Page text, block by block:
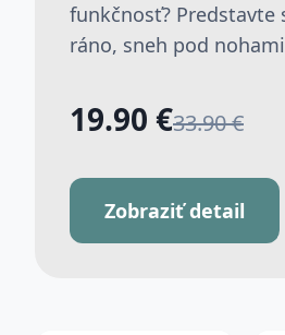
funkčnosť? Predstavte
ráno, sneh pod
19.90 €33.90 €
Zobraziť detail